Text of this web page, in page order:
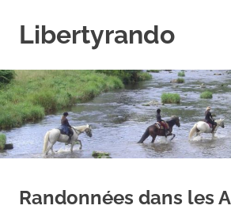
contentLibertyrando
spécialiste
de
la
randonnée
à
cheval
Randonnées dans les